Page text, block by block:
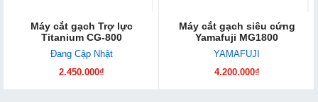
Máy cắt gạch Trợ lực
Titanium CG-800
Đang Cập Nhật
2.450.000₫
Máy cắt gạch siêu cứng
Yamafuji MG1800
YAMAFUJI
4.200.000₫